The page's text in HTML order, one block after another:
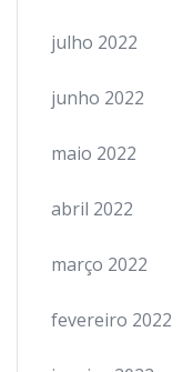
julho 2022
junho 2022
maio 2022
abril 2022
março 2022
fevereiro 2022